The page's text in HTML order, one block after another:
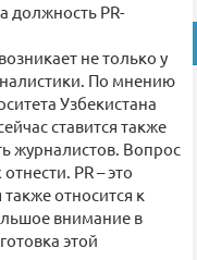
должность PR-
не только у
По мнению
Узбекистана
ставится также
журналистов. Вопрос
PR – это
относится к
внимание в
этой